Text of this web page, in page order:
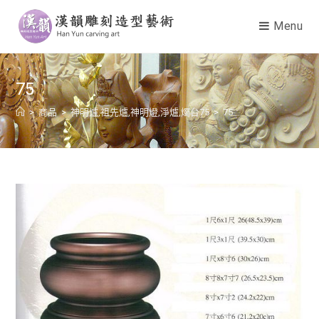
Menu
75
> 商品 > 神明爐,祖先爐,神明燈,淨爐,燭台75 > 75